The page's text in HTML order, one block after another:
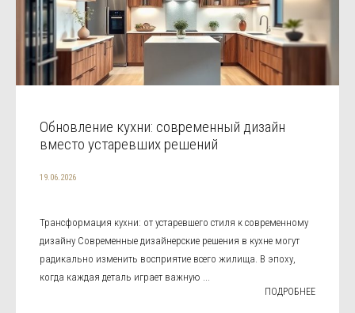
Обновление кухни: современный дизайн
вместо устаревших решений
19.06.2026
Трансформация кухни: от устаревшего стиля к современному
дизайну Современные дизайнерские решения в кухне могут
радикально изменить восприятие всего жилища. В эпоху,
когда каждая деталь играет важную ...
ПОДРОБНЕЕ